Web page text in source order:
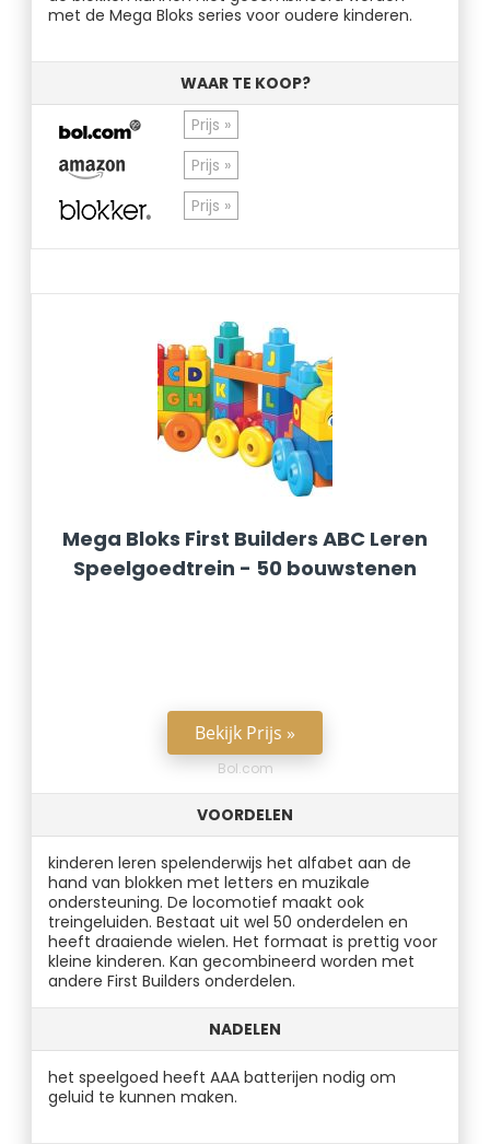
met de Mega Bloks series voor oudere kinderen.
WAAR TE KOOP?
Prijs »
Prijs »
Prijs »
Mega Bloks First Builders ABC Leren
Speelgoedtrein - 50 bouwstenen
Bekijk Prijs »
Bol.com
VOORDELEN
kinderen leren spelenderwijs het alfabet aan de
hand van blokken met letters en muzikale
ondersteuning. De locomotief maakt ook
treingeluiden. Bestaat uit wel 50 onderdelen en
heeft draaiende wielen. Het formaat is prettig voor
kleine kinderen. Kan gecombineerd worden met
andere First Builders onderdelen.
NADELEN
het speelgoed heeft AAA batterijen nodig om
geluid te kunnen maken.